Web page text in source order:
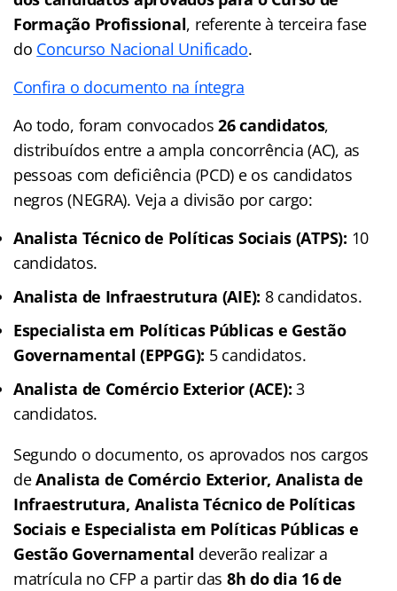
Formação Profissional, referente à terceira fase
do Concurso Nacional Unificado.
Confira o documento na íntegra
Ao todo, foram convocados 26 candidatos,
distribuídos entre a ampla concorrência (AC), as
pessoas com deficiência (PCD) e os candidatos
negros (NEGRA). Veja a divisão por cargo:
Analista Técnico de Políticas Sociais (ATPS): 10
candidatos.
Analista de Infraestrutura (AIE): 8 candidatos.
Especialista em Políticas Públicas e Gestão
Governamental (EPPGG): 5 candidatos.
Analista de Comércio Exterior (ACE): 3
candidatos.
Segundo o documento, os aprovados nos cargos
deAnalista de Comércio Exterior, Analista de
Infraestrutura, Analista Técnico de Políticas
Sociais e Especialista em Políticas Públicas e
Gestão Governamental deverão realizar a
matrícula no CFP a partir das 8h do dia 16 de